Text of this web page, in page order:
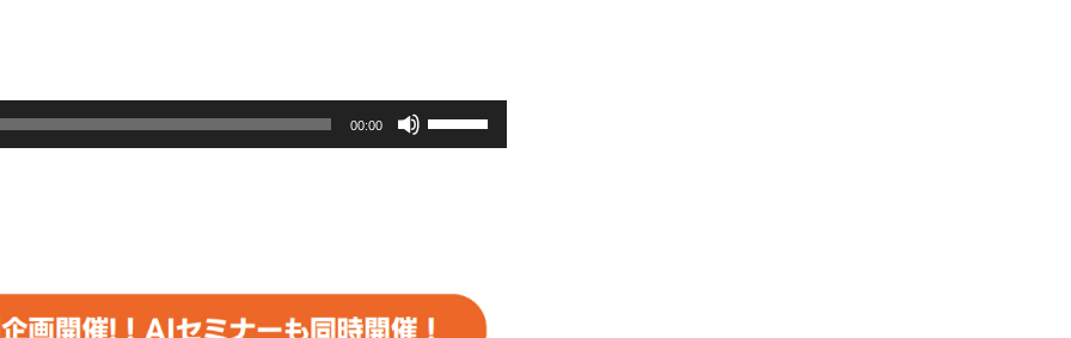
00:00
ボ
リ
節